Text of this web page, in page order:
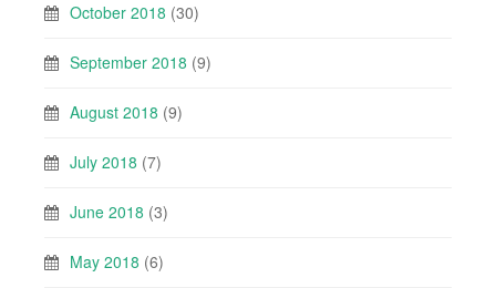
October 2018 (30)
September 2018 (9)
August 2018 (9)
July 2018 (7)
June 2018 (3)
May 2018 (6)